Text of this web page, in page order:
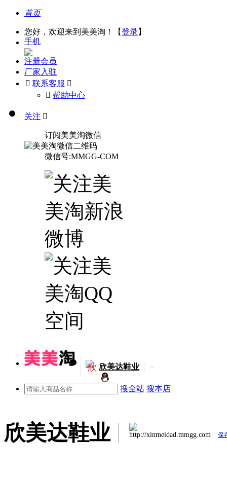
首页
您好，欢迎来到美美淘！【登录】
手机
注册会员
厂家入驻
 联系客服 
󰅃 帮助中心
关注 
订阅美美淘微信
微信号:MMGG-COM
欣 欣美达鞋业
搜全站 搜本店
欣美达鞋业 http://xinmeidad.mmgg.com 保